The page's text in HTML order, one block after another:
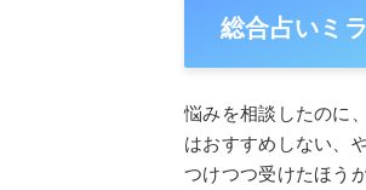
総合占いミ
悩みを相談したのに
はおすすめしない、
つけつつ受けたほう